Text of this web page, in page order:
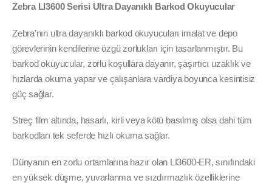
Zebra LI3600 Serisi Ultra Dayanıklı Barkod Okuyucular
Zebra’nın ultra dayanıklı barkod okuyucuları imalat ve depo
görevlerinin kendilerine özgü zorlukları için tasarlanmıştır. Bu
barkod okuyucular, zorlu koşullara dayanır, şaşırtıcı uzaklık ve
hızlarda okuma yapar ve çalışanlara vardiya boyunca kesintisiz
güç sağlar.
Streç film altında, hasarlı, kirli veya kötü basılmış olsa dahi tüm
barkodları tek seferde hızlı okuma sağlar.
Dünyanın en zorlu ortamlarına hazır olan LI3600-ER, sınıfındaki
en yüksek düşme, yuvarlanma ve sızdırmazlık özelliklerine